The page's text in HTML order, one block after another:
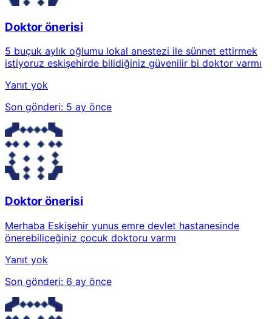
Doktor önerisi
5 buçuk aylık oğlumu lokal anestezi ile sünnet ettirmek
istiyoruz eskişehirde bilidiğiniz güvenilir bi doktor varmı
Yanıt yok
Son gönderi: 5 ay önce
Doktor önerisi
Merhaba Eskişehir yunus emre devlet hastanesinde
önerebiliceğiniz çocuk doktoru varmı
Yanıt yok
Son gönderi: 6 ay önce